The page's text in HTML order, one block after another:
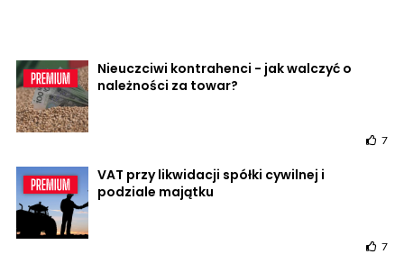
Nieuczciwi kontrahenci - jak walczyć o
należności za towar?
7
VAT przy likwidacji spółki cywilnej i
podziale majątku
7